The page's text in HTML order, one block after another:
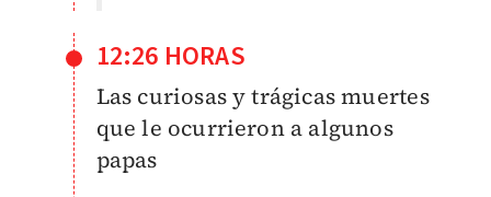
12:26 HORAS
Las curiosas y trágicas muertes
que le ocurrieron a algunos
papas